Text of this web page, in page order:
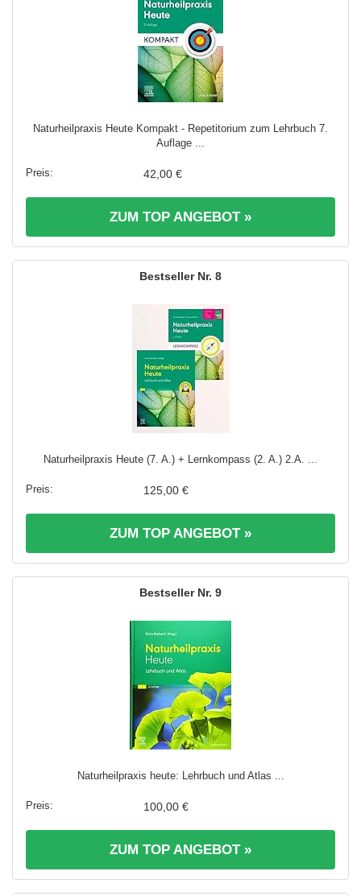
Naturheilpraxis Heute Kompakt - Repetitorium zum Lehrbuch 7.
Auflage ...
42,00 €
ZUM TOP ANGEBOT »
8
Naturheilpraxis Heute (7. A.) + Lernkompass (2. A.) 2.A. ...
125,00 €
ZUM TOP ANGEBOT »
9
Naturheilpraxis heute: Lehrbuch und Atlas ...
100,00 €
ZUM TOP ANGEBOT »